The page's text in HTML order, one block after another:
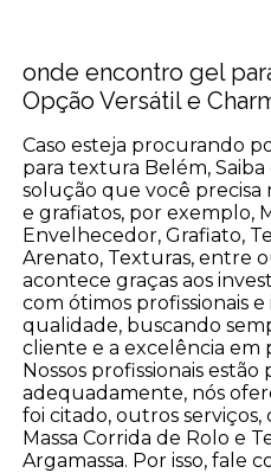
onde encontro gel
Opção Versátil e
Caso esteja procurando
para textura Belém, Saiba
solução que você
e grafiatos, por exemplo,
Envelhecedor, Grafiato,
Arenato, Texturas, entre
acontece graças aos
com ótimos profissionais
qualidade, buscando
cliente e a excelência em
Nossos profissionais
adequadamente, nós
foi citado, outros
Massa Corrida de Rolo e
Argamassa. Por isso, fale